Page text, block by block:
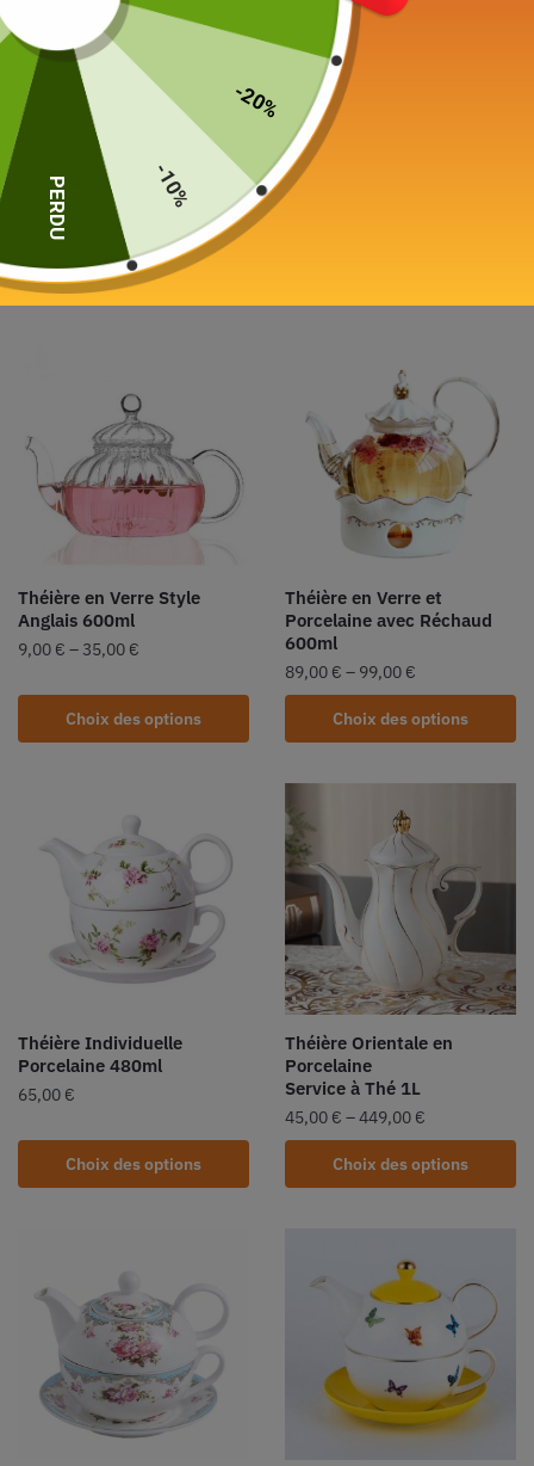
Théière en Porcelaine
Individuelle avec Tasse
420ml
75,00
Choix des options
Théière en Porcelaine
Individuelle Tea For One
450ml
Théière en Verre Style
Anglais 600ml
9,00 € – 35,00 €
Choix des options
Théière en Verre et
Porcelaine avec Réchaud
600ml
89,00 € – 99,00 €
Choix des options
Théière Individuelle
Porcelaine 480ml
65,00 €
Choix des options
Théière Orientale en
Porcelaine
Service à Thé 1L
45,00 € –449,00 €
Choix des options
-20%
-10%
PERDU